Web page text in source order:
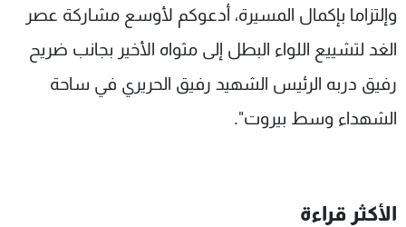
وإلتزاما بإكمال المسيرة، أدعوكم لأوسع مشاركة عصر
الغد لتشييع اللواء البطل إلى مثواه الأخير بجانب ضريح
رفيق دربه الرئيس الشهيد رفيق الحريري في ساحة
الشهداء وسط بيروت".
الأكثر قراءة